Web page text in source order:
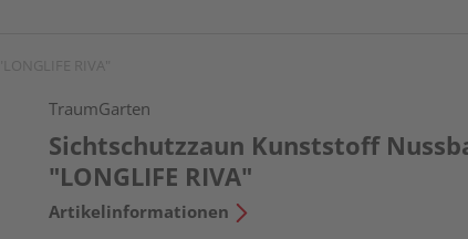
TraumGarten
Sichtschutzzaun Kunststoff
"LONGLIFE RIVA"
Artikelinformationen